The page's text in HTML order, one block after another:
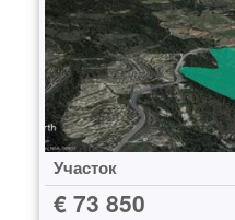
Участок
€ 73 850